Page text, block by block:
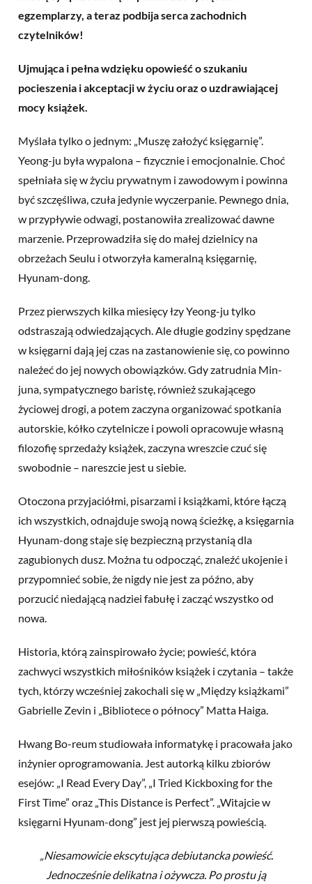
egzemplarzy, a teraz podbija serca zachodnich
czytelników!
Ujmująca i pełna wdzięku opowieść o szukaniu
pocieszenia i akceptacji w życiu oraz o uzdrawiającej
mocy książek.
Myślała tylko o jednym: „Muszę założyć księgarnię”.
Yeong-ju była wypalona – fizycznie i emocjonalnie. Choć
spełniała się w życiu prywatnym i zawodowym i powinna
być szczęśliwa, czuła jedynie wyczerpanie. Pewnego dnia,
w przypływie odwagi, postanowiła zrealizować dawne
marzenie. Przeprowadziła się do małej dzielnicy na
obrzeżach Seulu i otworzyła kameralną księgarnię,
Hyunam-dong.
Przez pierwszych kilka miesięcy łzy Yeong-ju tylko
odstraszają odwiedzających. Ale długie godziny spędzane
w księgarni dają jej czas na zastanowienie się, co powinno
należeć do jej nowych obowiązków. Gdy zatrudnia Min-
juna, sympatycznego baristę, również szukającego
życiowej drogi, a potem zaczyna organizować spotkania
autorskie, kółko czytelnicze i powoli opracowuje własną
filozofię sprzedaży książek, zaczyna wreszcie czuć się
swobodnie – nareszcie jest u siebie.
Otoczona przyjaciółmi, pisarzami i książkami, które łączą
ich wszystkich, odnajduje swoją nową ścieżkę, a księgarnia
Hyunam-dong staje się bezpieczną przystanią dla
zagubionych dusz. Można tu odpocząć, znaleźć ukojenie i
przypomnieć sobie, że nigdy nie jest za późno, aby
porzucić niedającą nadziei fabułę i zacząć wszystko od
nowa.
Historia, którą zainspirowało życie; powieść, która
zachwyci wszystkich miłośników książek i czytania – także
tych, którzy wcześniej zakochali się w „Między książkami”
Gabrielle Zevin i „Bibliotece o północy” Matta Haiga.
Hwang Bo-reum studiowała informatykę i pracowała jako
inżynier oprogramowania. Jest autorką kilku zbiorów
esejów: „I Read Every Day”, „I Tried Kickboxing for the
First Time” oraz „This Distance is Perfect”. „Witajcie w
księgarni Hyunam-dong” jest jej pierwszą powieścią.
„Niesamowicie ekscytująca debiutancka powieść.
Jednocześnie delikatna i ożywcza. Po prostu ją